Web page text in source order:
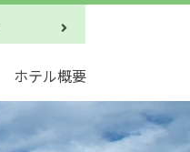
ホテル概要